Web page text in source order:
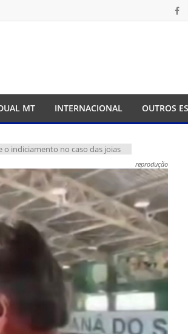
MT INTERNACIONAL OUTROS
o indiciamento no caso das joias
reprodução